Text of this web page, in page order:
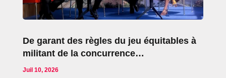
De garant des règles du jeu équitables à
militant de la concurrence…
Juil 10, 2026